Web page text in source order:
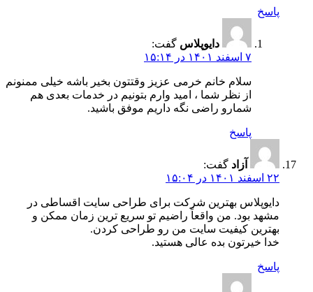
پاسخ
دایوپلاس گفت:
۷ اسفند ۱۴۰۱ در ۱۵:۱۴
سلام خانم خرمی عزیز وقتتون بخیر باشه خیلی ممنونم
از نظر شما ، امید وارم بتونیم در خدمات بعدی هم
شمارو راضی نگه داریم موفق باشید.
پاسخ
آزاد گفت:
۲۲ اسفند ۱۴۰۱ در ۱۵:۰۴
دایوپلاس بهترین شرکت برای طراحی سایت اقساطی در
مشهد بود. من واقعاً راضیم تو سریع ترین زمان ممکن و
بهترین کیفیت سایت من رو طراحی کردن.
خدا خیرتون بده عالی هستید.
پاسخ